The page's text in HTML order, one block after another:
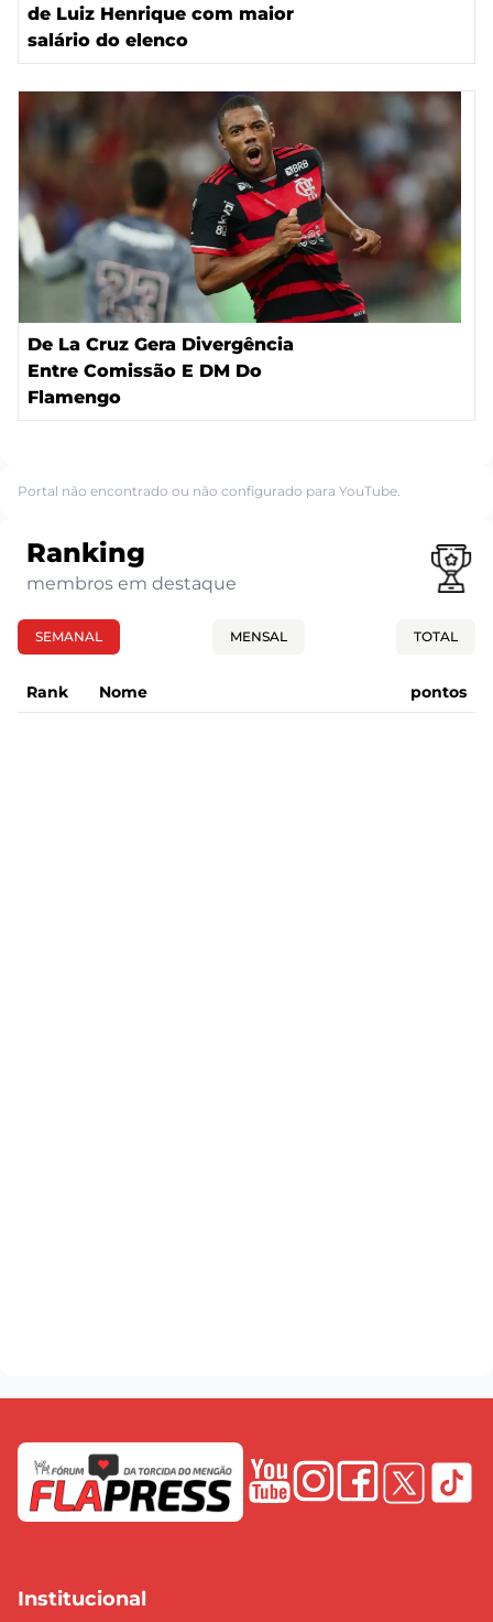
de Luiz Henrique com maior
salário do elenco
De La Cruz Gera Divergência
Entre Comissão E DM Do
Flamengo
Portal não encontrado ou não configurado para YouTube.
Ranking
membros em destaque
SEMANAL MENSAL TOTAL
Rank Nome pontos
Institucional